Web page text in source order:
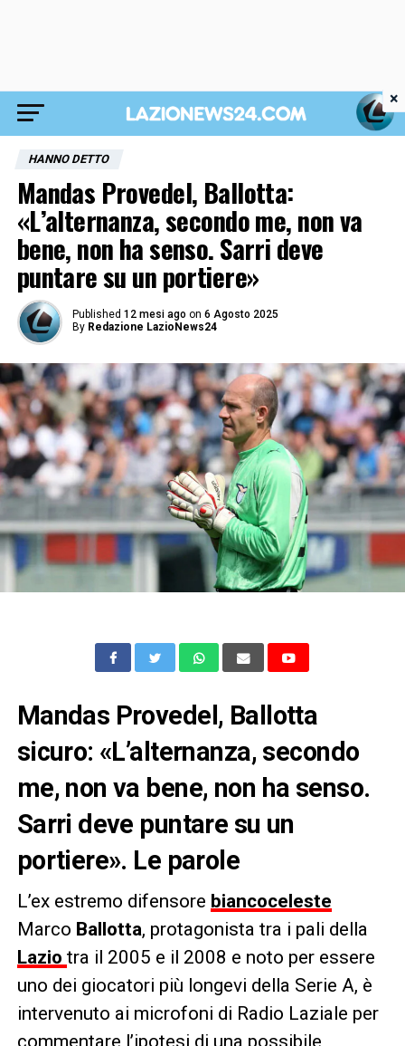
HANNO DETTO
Mandas Provedel, Ballotta:
«L’alternanza, secondo me, non va
bene, non ha senso. Sarri deve
puntare su un portiere»
Published 12 mesi ago on 6 Agosto 2025
By Redazione LazioNews24
Mandas Provedel, Ballotta
sicuro: «L’alternanza, secondo
me, non va bene, non ha senso.
Sarri deve puntare su un
portiere». Le parole
L’ex estremo difensore biancoceleste
Marco Ballotta, protagonista tra i pali della
Lazio tra il 2005 e il 2008 e noto per essere
uno dei giocatori più longevi della Serie A, è
intervenuto ai microfoni di Radio Laziale per
commentare l’ipotesi di una possibile
×